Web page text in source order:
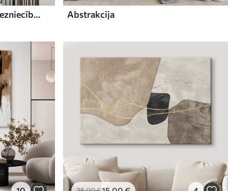
Abstrakta kompozīcija, glezniecības imitācija Abstrakcija